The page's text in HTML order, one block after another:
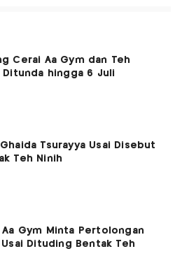
Cerai Aa Gym dan Teh
Ditunda hingga 6 Juli
Tsurayya Usai Disebut
Teh Ninih
Aa Gym Minta Pertolongan
Usai Dituding Bentak Teh